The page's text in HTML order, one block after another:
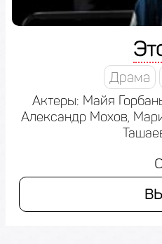
Драма
Актеры: Майя
Александр Мохов,